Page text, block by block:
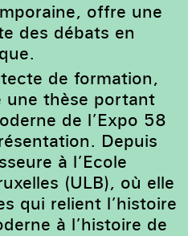
offre une
des débats en
de formation,
une thèse portant
de l’Expo 58
Depuis
à l’Ecole
(ULB), où elle
qui relient l’histoire
à l’histoire de